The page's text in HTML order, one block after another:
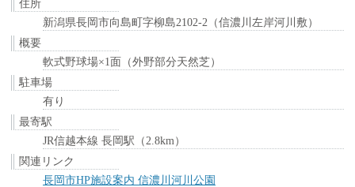
住所
新潟県長岡市向島町字柳島2102-2（信濃川左岸河川敷）
概要
軟式野球場×1面（外野部分天然芝）
駐車場
有り
最寄駅
JR信越本線 長岡駅（2.8km）
関連リンク
長岡市HP施設案内 信濃川河川公園